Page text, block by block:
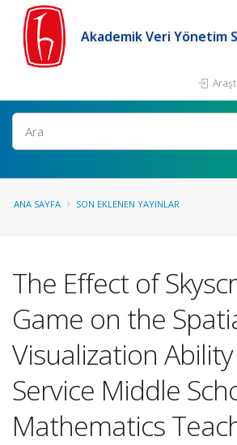
Akademik Veri Yönetim
Ara
ANA SAYFA SON EKLENEN YAYINLAR
The Effect of
Game on the
Visualization
Service Middle
Mathematics